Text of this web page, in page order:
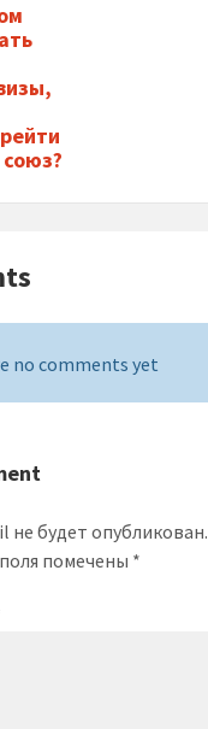
no comments yet
не будет опубликован.
помечены *